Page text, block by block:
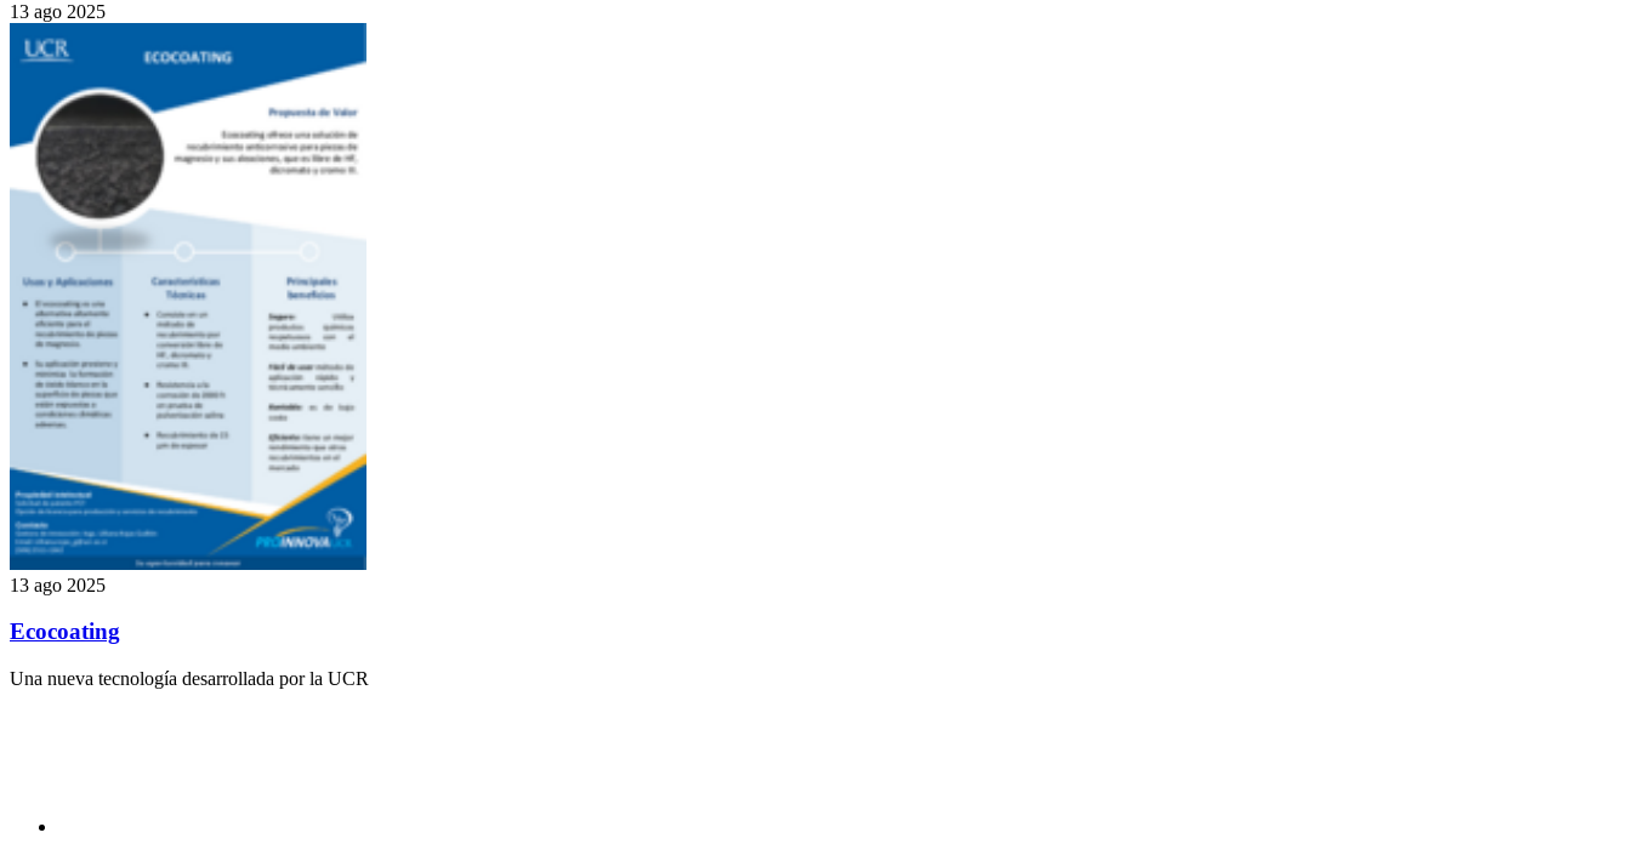
13 ago 2025
13 ago 2025
Ecocoating
Una nueva tecnología desarrollada por la UCR